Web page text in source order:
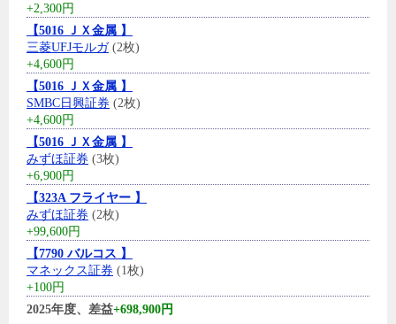
+2,300円
【5016 ＪＸ金属 】
三菱UFJモルガ(2枚)
+4,600円
【5016 ＪＸ金属 】
SMBC日興証券 (2枚)
+4,600円
【5016 ＪＸ金属 】
みずほ証券 (3枚)
+6,900円
【323A フライヤー 】
みずほ証券 (2枚)
+99,600円
【7790 バルコス 】
マネックス証券 (1枚)
+100円
2025年度、差益+698,900円